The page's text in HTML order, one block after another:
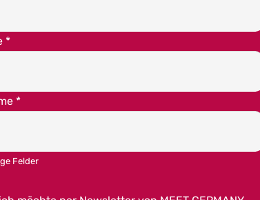
*
*
Felder